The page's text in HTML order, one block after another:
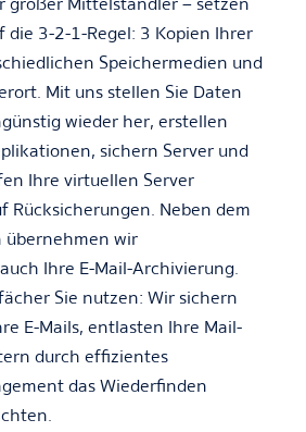
die 3-2-1-Regel: 3 Kopien Ihrer
Speichermedien und
Mit uns stellen Sie Daten
wieder her, erstellen
sichern Server und
Ihre virtuellen Server
Rücksicherungen. Neben dem
übernehmen wir
Ihre E-Mail-Archivierung.
Sie nutzen: Wir sichern
E-Mails, entlasten Ihre Mail-
durch effizientes
das Wiederfinden